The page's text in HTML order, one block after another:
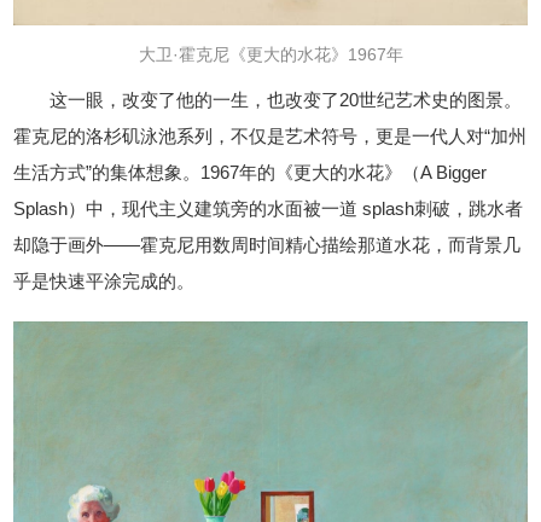
大卫·霍克尼《更大的水花》1967年
这一眼，改变了他的一生，也改变了20世纪艺术史的图景。
霍克尼的洛杉矶泳池系列，不仅是艺术符号，更是一代人对“加州
生活方式”的集体想象。1967年的《更大的水花》（A Bigger
Splash）中，现代主义建筑旁的水面被一道 splash刺破，跳水者
却隐于画外——霍克尼用数周时间精心描绘那道水花，而背景几
乎是快速平涂完成的。